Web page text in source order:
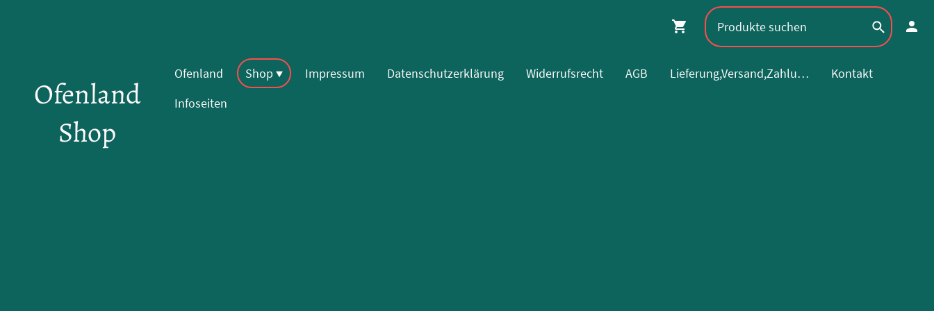
Ofenland
Shop
Ofenland Shop Impressum Datenschutzerklärung Widerrufsrecht AGB Lieferung,Versand,Zahlung
Kontakt
Infoseiten